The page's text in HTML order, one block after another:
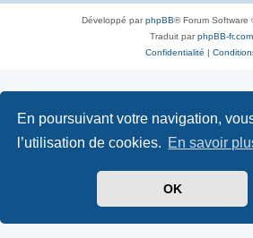
En poursuivant votre navigation,
l’utilisation de cookies. En savoir
OK
Développé parphpBB® Forum Software
Traduit parphpBB-fr.com
Confidentialité |